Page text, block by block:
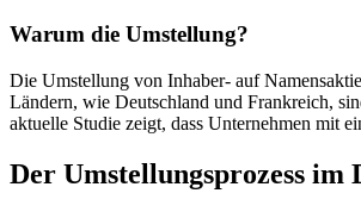
Warum die Umstellung?
Die Umstellung von Inhaber- auf
Ländern, wie Deutschland und Frankreich,
aktuelle Studie zeigt, dass Unternehmen mit
Der Umstellungsprozess im